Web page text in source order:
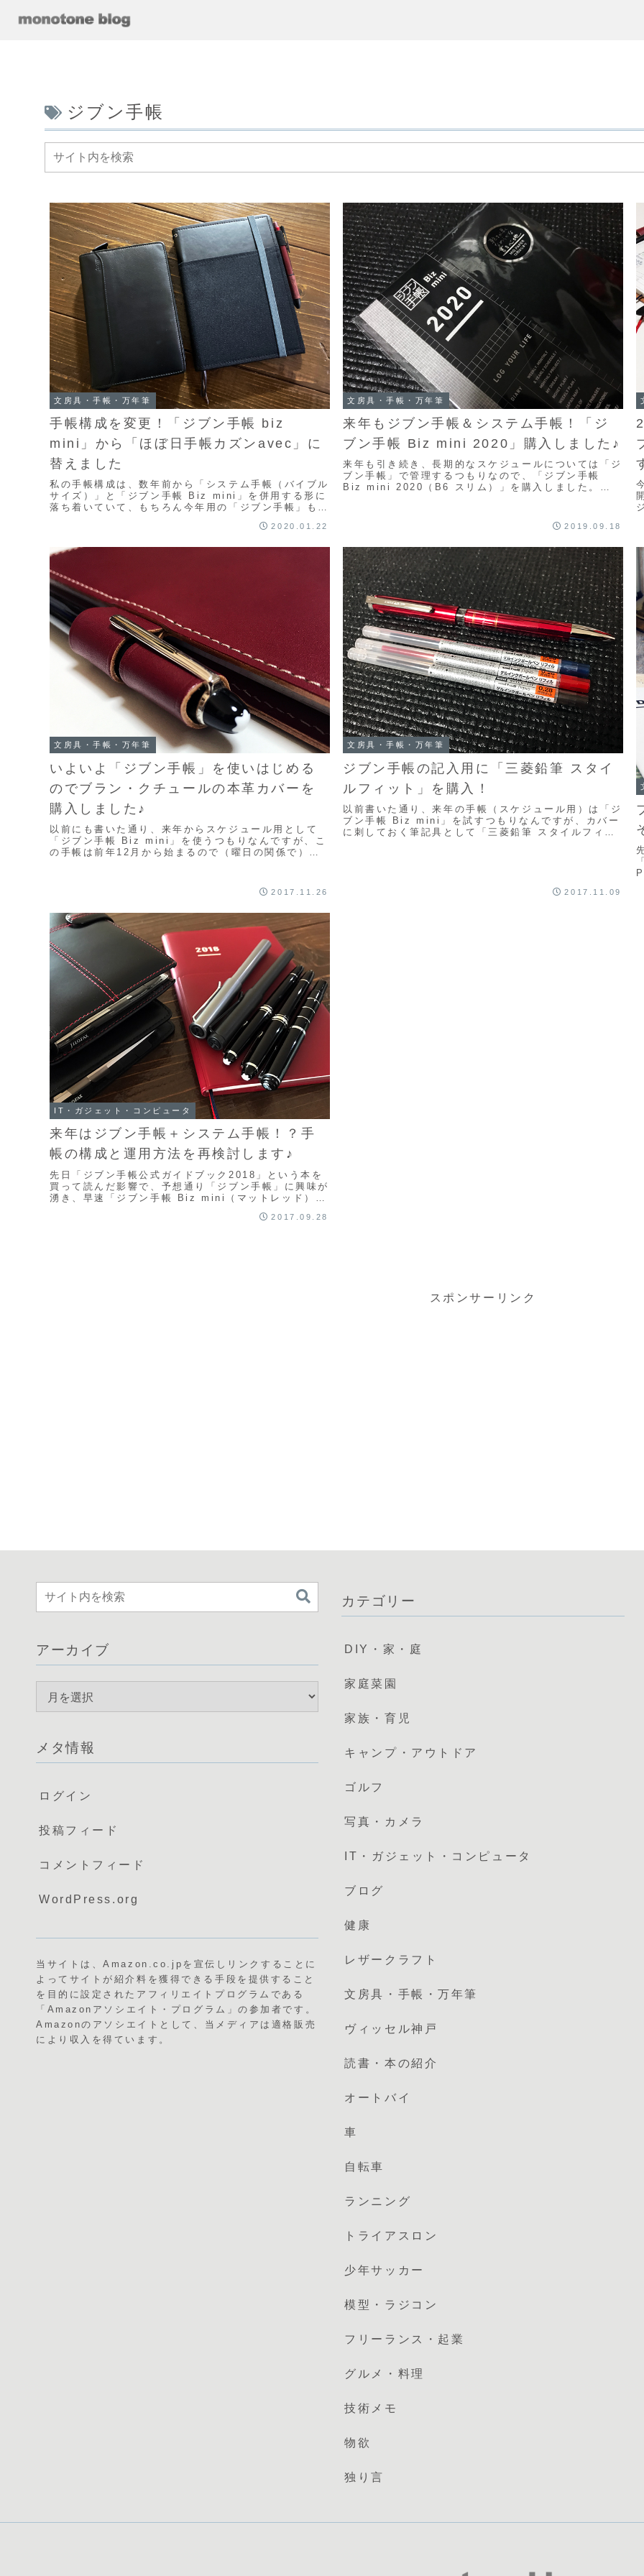
ジブン手帳
文房具・手帳・万年筆
手帳構成を変更！「ジブン手帳 biz
mini」から「ほぼ日手帳カズンavec」に
替えました
私の手帳構成は、数年前から「システム手帳（バイブル
サイズ）」と「ジブン手帳 Biz mini」を併用する形に
落ち着いていて、もちろん今年用の「ジブン手帳」も準
2020.01.22
文房具・手帳・万年筆
来年もジブン手帳＆システム手帳！「ジ
ブン手帳 Biz mini 2020」購入しました♪
来年も引き続き、長期的なスケジュールについては「ジ
ブン手帳」で管理するつもりなので、「ジブン手帳
Biz mini 2020（B6 スリム）」を購入しました。
2019.09.18
文房具・手帳・万年筆
いよいよ「ジブン手帳」を使いはじめる
のでブラン・クチュールの本革カバーを
購入しました♪
以前にも書いた通り、来年からスケジュール用として
「ジブン手帳 Biz mini」を使うつもりなんですが、こ
の手帳は前年12月から始まるので（曜日の関係で）メ
2017.11.26
文房具・手帳・万年筆
ジブン手帳の記入用に「三菱鉛筆 スタイ
ルフィット」を購入！
以前書いた通り、来年の手帳（スケジュール用）は「ジ
ブン手帳 Biz mini」を試すつもりなんですが、カバー
に刺しておく筆記具として「三菱鉛筆 スタイルフィッ
2017.11.09
IT・ガジェット・コンピュータ
来年はジブン手帳＋システム手帳！？手
帳の構成と運用方法を再検討します♪
先日「ジブン手帳公式ガイドブック2018」という本を
買って読んだ影響で、予想通り「ジブン手帳」に興味が
湧き、早速「ジブン手帳 Biz mini（マットレッド）」
2017.09.28
スポンサーリンク
アーカイブ
メタ情報
ログイン
投稿フィード
コメントフィード
WordPress.org
当サイトは、Amazon.co.jpを宣伝しリンクすることに
よってサイトが紹介料を獲得できる手段を提供すること
を目的に設定されたアフィリエイトプログラムである
「Amazonアソシエイト・プログラム」の参加者です。
Amazonのアソシエイトとして、当メディアは適格販売
により収入を得ています。
カテゴリー
DIY・家・庭
家庭菜園
家族・育児
キャンプ・アウトドア
ゴルフ
写真・カメラ
IT・ガジェット・コンピュータ
ブログ
健康
レザークラフト
文房具・手帳・万年筆
ヴィッセル神戸
読書・本の紹介
オートバイ
車
自転車
ランニング
トライアスロン
少年サッカー
模型・ラジコン
フリーランス・起業
グルメ・料理
技術メモ
物欲
独り言